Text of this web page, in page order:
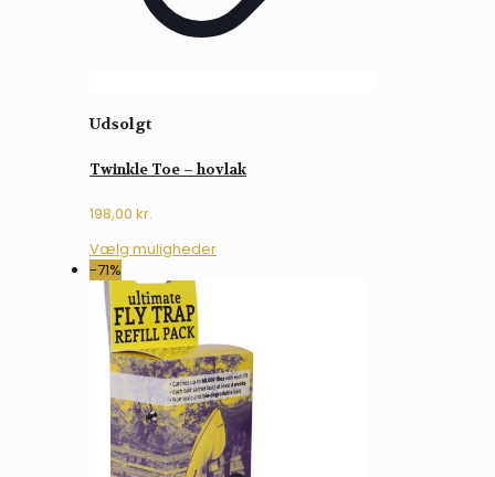
Udsolgt
Twinkle Toe – hovlak
198,00 kr.
Vælg mulighederDette
Mulighederne
kan
vælges
på
varesiden
-71%